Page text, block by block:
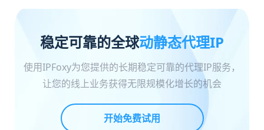
稳定可靠的全球动静态代理IP
使用IPFoxy为您提供的长期稳定可靠的代理IP服务，
让您的线上业务获得无限规模化增长的机会
开始免费试用